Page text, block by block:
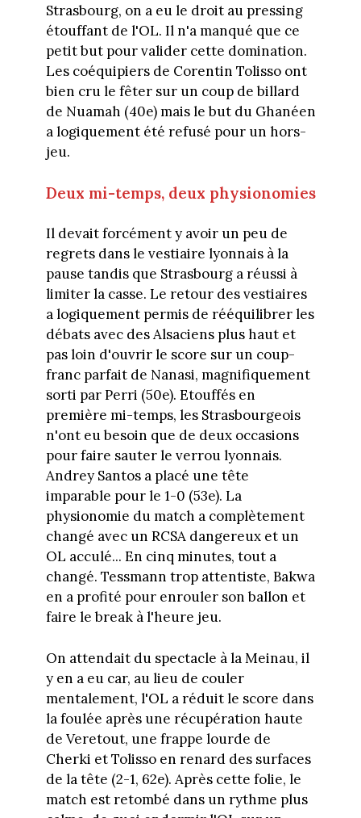
Strasbourg, on a eu le droit au pressing
étouffant de l'OL. Il n'a manqué que ce
petit but pour valider cette domination.
Les coéquipiers de Corentin Tolisso ont
bien cru le fêter sur un coup de billard
de Nuamah (40e) mais le but du Ghanéen
a logiquement été refusé pour un hors-
jeu.
Deux mi-temps, deux physionomies
Il devait forcément y avoir un peu de
regrets dans le vestiaire lyonnais à la
pause tandis que Strasbourg a réussi à
limiter la casse. Le retour des vestiaires
a logiquement permis de rééquilibrer les
débats avec des Alsaciens plus haut et
pas loin d'ouvrir le score sur un coup-
franc parfait de Nanasi, magnifiquement
sorti par Perri (50e). Etouffés en
première mi-temps, les Strasbourgeois
n'ont eu besoin que de deux occasions
pour faire sauter le verrou lyonnais.
Andrey Santos a placé une tête
imparable pour le 1-0 (53e). La
physionomie du match a complètement
changé avec un RCSA dangereux et un
OL acculé... En cinq minutes, tout a
changé. Tessmann trop attentiste, Bakwa
en a profité pour enrouler son ballon et
faire le break à l'heure jeu.
On attendait du spectacle à la Meinau, il
y en a eu car, au lieu de couler
mentalement, l'OL a réduit le score dans
la foulée après une récupération haute
de Veretout, une frappe lourde de
Cherki et Tolisso en renard des surfaces
de la tête (2-1, 62e). Après cette folie, le
match est retombé dans un rythme plus